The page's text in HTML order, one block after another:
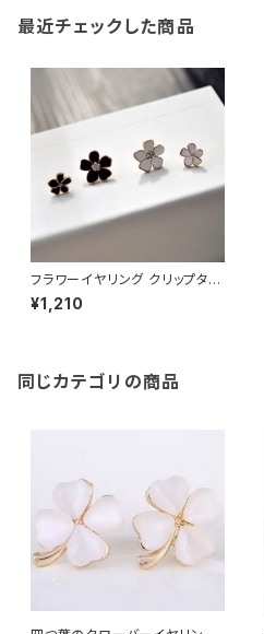
最近チェックした商品
フラワーイヤリング クリップタイ
プ
¥1,210
同じカテゴリの商品